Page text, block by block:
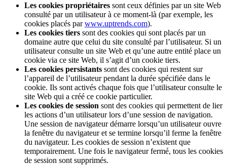
Les cookies propriétaires sont ceux définies par un site Web
consulté par un utilisateur à ce moment-là (par exemple, les
cookies placés parwww.uptrends.com).
Les cookies tiers sont des cookies qui sont placés par un
domaine autre que celui du site consulté par l’utilisateur. Si un
utilisateur consulte un site Web et qu’une autre entité place un
cookie via ce site Web, il s’agit d’un cookie tiers.
Les cookies persistants sont des cookies qui restent sur
l’appareil de l’utilisateur pendant la durée spécifiée dans le
cookie. Ils sont activés chaque fois que l’utilisateur consulte le
site Web qui a créé ce cookie particulier.
Les cookies de session sont des cookies qui permettent de lier
les actions d’un utilisateur lors d’une session de navigation.
Une session de navigateur démarre lorsqu’un utilisateur ouvre
la fenêtre du navigateur et se termine lorsqu’il ferme la fenêtre
du navigateur. Les cookies de session n’existent que
temporairement. Une fois le navigateur fermé, tous les cookies
de session sont supprimés.